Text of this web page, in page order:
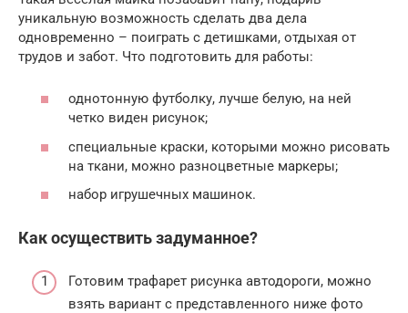
уникальную возможность сделать два дела
одновременно – поиграть с детишками, отдыхая от
трудов и забот. Что подготовить для работы:
однотонную футболку, лучше белую, на ней
четко виден рисунок;
специальные краски, которыми можно рисовать
на ткани, можно разноцветные маркеры;
набор игрушечных машинок.
Как осуществить задуманное?
Готовим трафарет рисунка автодороги, можно
взять вариант с представленного ниже фото